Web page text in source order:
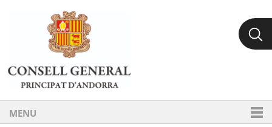
Ves al contingut.
Salta a la navegació
MENU